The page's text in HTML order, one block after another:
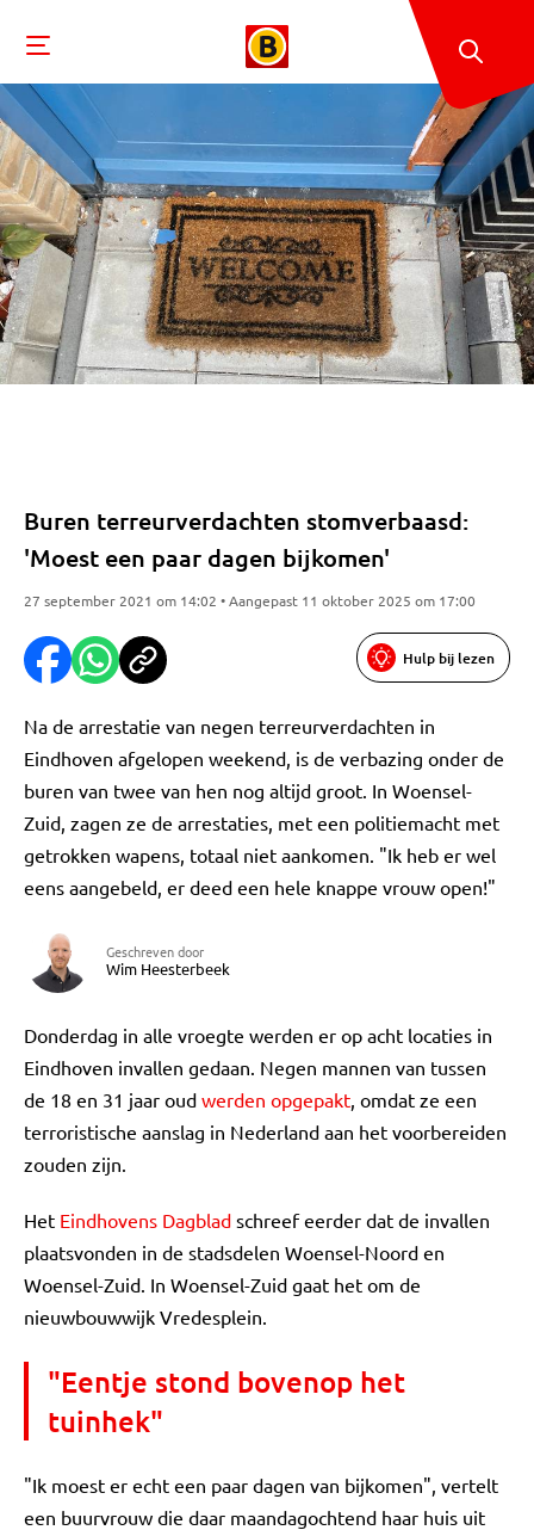
Buren terreurverdachten stomverbaasd:
'Moest een paar dagen bijkomen'
27 september 2021 om 14:02 • Aangepast 11 oktober 2025 om 17:00
Hulp bij lezen
Na de arrestatie van negen terreurverdachten in
Eindhoven afgelopen weekend, is de verbazing onder de
buren van twee van hen nog altijd groot. In Woensel-
Zuid, zagen ze de arrestaties, met een politiemacht met
getrokken wapens, totaal niet aankomen. "Ik heb er wel
eens aangebeld, er deed een hele knappe vrouw open!"
Geschreven door
Wim Heesterbeek
Donderdag in alle vroegte werden er op acht locaties in
Eindhoven invallen gedaan. Negen mannen van tussen
de 18 en 31 jaar oud werden opgepakt, omdat ze een
terroristische aanslag in Nederland aan het voorbereiden
zouden zijn.
Het Eindhovens Dagblad schreef eerder dat de invallen
plaatsvonden in de stadsdelen Woensel-Noord en
Woensel-Zuid. In Woensel-Zuid gaat het om de
nieuwbouwwijk Vredesplein.
"Eentje stond bovenop het
tuinhek"
"Ik moest er echt een paar dagen van bijkomen", vertelt
een buurvrouw die daar maandagochtend haar huis uit